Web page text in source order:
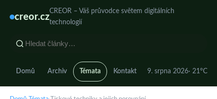
creor.cz
CREOR – Váš průvodce světem digitálních
technologií
Domů Archiv Témata Kontakt 9. srpna 2026· 21°C